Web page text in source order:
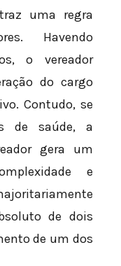
uma regra
Havendo
o vereador
do cargo
Contudo, se
de saúde, a
gera um
e
de dois
de um dos